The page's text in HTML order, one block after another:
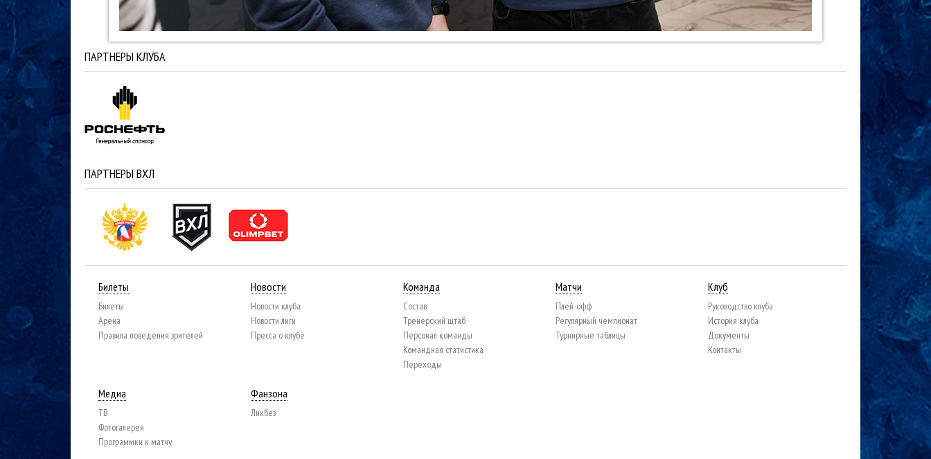
ПАРТНЕРЫ КЛУБА
ПАРТНЕРЫ ВХЛ
Билеты
Билеты
Арена
Правила поведения зрителей
Новости
Новости клуба
Новости лиги
Пресса о клубе
Команда
Состав
Тренерский штаб
Персонал команды
Командная статистика
Переходы
Матчи
Плей-офф
Регулярный чемпионат
Турнирные таблицы
Клуб
Руководство клуба
История клуба
Документы
Контакты
Медиа
ТВ
Фотогалерея
Программки к матчу
Фанзона
Ликбез